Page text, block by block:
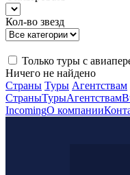
Кол-во звезд
Только туры с
Ничего не найдено
Страны Туры Агентствам
СтраныТурыАгентствам
IncomingО компании